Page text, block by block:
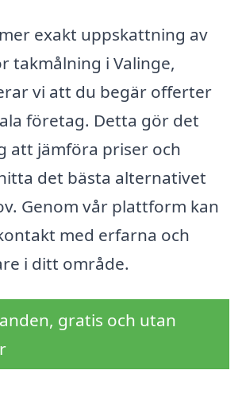
exakt uppskattning av
takmålning i Valinge,
vi att du begär offerter
företag. Detta gör det
att jämföra priser och
det bästa alternativet
Genom vår plattform kan
med erfarna och
i ditt område.
gratis och utan